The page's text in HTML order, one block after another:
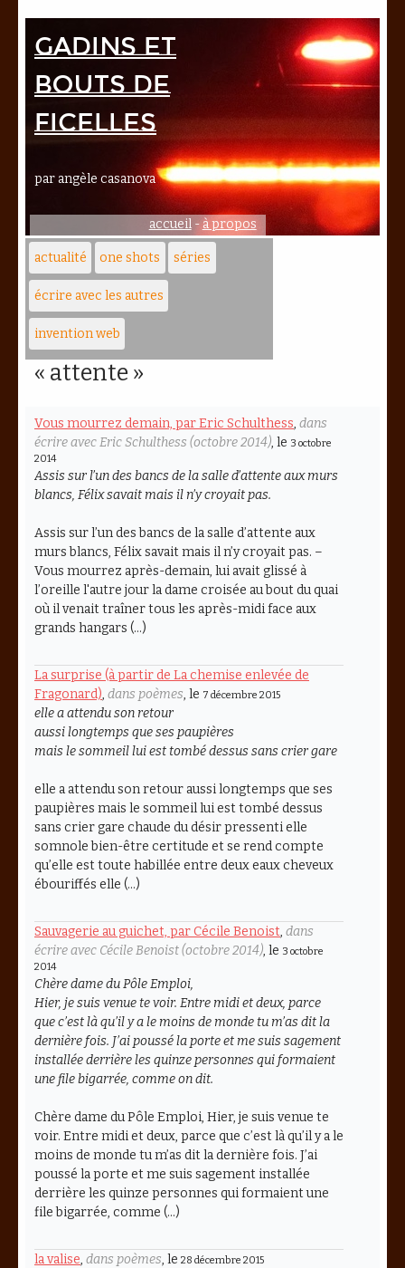
Gadins et
bouts de
ficelles
par angèle casanova
accueil-à propos
actualité one shots séries
écrire avec les autres
invention web
« attente »
Vous mourrez demain, par Eric Schulthess, dans
écrire avec Eric Schulthess (octobre 2014), le 3 octobre
2014
Assis sur l’un des bancs de la salle d’attente aux murs
blancs, Félix savait mais il n’y croyait pas.
Assis sur l’un des bancs de la salle d’attente aux
murs blancs, Félix savait mais il n’y croyait pas. –
Vous mourrez après-demain, lui avait glissé à
l’oreille l'autre jour la dame croisée au bout du quai
où il venait traîner tous les après-midi face aux
grands hangars (…)
La surprise (à partir de La chemise enlevée de
Fragonard), dans poèmes, le 7 décembre 2015
elle a attendu son retour
aussi longtemps que ses paupières
mais le sommeil lui est tombé dessus sans crier gare
elle a attendu son retour aussi longtemps que ses
paupières mais le sommeil lui est tombé dessus
sans crier gare chaude du désir pressenti elle
somnole bien-être certitude et se rend compte
qu’elle est toute habillée entre deux eaux cheveux
ébouriffés elle (…)
Sauvagerie au guichet, par Cécile Benoist, dans
écrire avec Cécile Benoist (octobre 2014), le 3 octobre
2014
Chère dame du Pôle Emploi,
Hier, je suis venue te voir. Entre midi et deux, parce
que c’est là qu’il y a le moins de monde tu m’as dit la
dernière fois. J’ai poussé la porte et me suis sagement
installée derrière les quinze personnes qui formaient
une file bigarrée, comme on dit.
Chère dame du Pôle Emploi, Hier, je suis venue te
voir. Entre midi et deux, parce que c’est là qu’il y a le
moins de monde tu m’as dit la dernière fois. J’ai
poussé la porte et me suis sagement installée
derrière les quinze personnes qui formaient une
file bigarrée, comme (…)
la valise, dans poèmes, le 28 décembre 2015